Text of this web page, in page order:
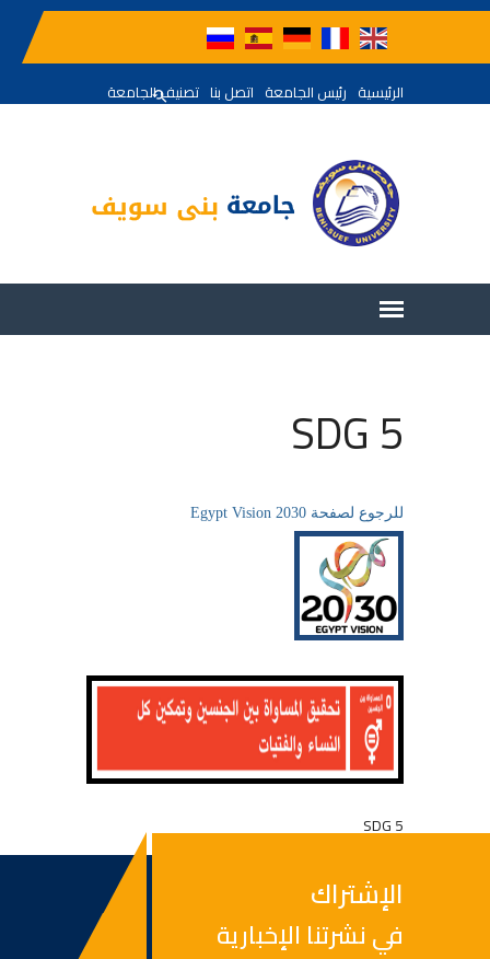
الرئيسية رئيس الجامعة اتصل بنا تصنيف الجامعة
SDG 5
للرجوع لصفحة Egypt Vision 2030
SDG 5
الإشتراك
في نشرتنا الإخبارية